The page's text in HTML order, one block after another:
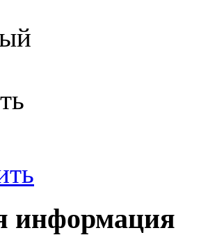
информация